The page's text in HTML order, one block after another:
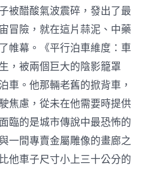
被醋酸氣波震碎，發出了最
冒險，就在這片蒜泥、中藥
帷幕。《平行泊車維度：車
，被兩個巨大的陰影籠罩
車。他那輛老舊的掀背車，
焦慮，從未在他需要時提供
臨的是城市傳說中最恐怖的
一間專賣金屬雕像的畫廊之
他車子尺寸小上三十公分的